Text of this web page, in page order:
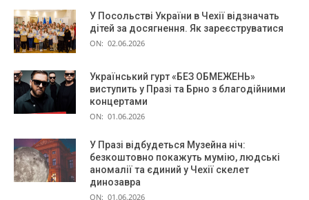
У Посольстві України в Чехії відзначать
дітей за досягнення. Як зареєструватися
ON: 02.06.2026
Український гурт «БЕЗ ОБМЕЖЕНЬ»
виступить у Празі та Брно з благодійними
концертами
ON: 01.06.2026
У Празі відбудеться Музейна ніч:
безкоштовно покажуть мумію, людські
аномалії та єдиний у Чехії скелет
динозавра
ON: 01.06.2026